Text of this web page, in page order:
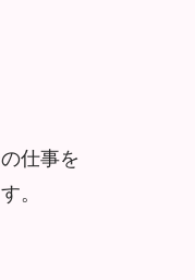
仕事を
。